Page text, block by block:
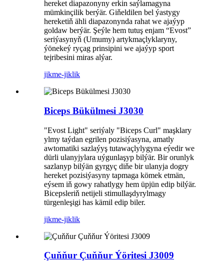
hereket diapazonyny erkin saýlamagyna
mümkinçilik berýär. Giňeldilen bel ýastygy
hereketiň ähli diapazonynda rahat we ajaýyp
goldaw berýär. Şeýle hem tutuş enjam “Evost”
seriýasynyň (Umumy) artykmaçlyklaryny,
ýönekeý ryçag prinsipini we ajaýyp sport
tejribesini miras alýar.
jikme-jiklik
Biceps Bükülmesi J3030
"Evost Light" seriýaly "Biceps Curl" maşklary
ylmy taýdan egrilen pozisiýasyna, amatly
awtomatiki sazlaýyş tutawaçlylygyna eýedir we
dürli ulanyjylara uýgunlaşyp bilýär. Bir orunlyk
sazlanyp bilýän gyrgyç diňe bir ulanyja dogry
hereket pozisiýasyny tapmaga kömek etmän,
eýsem iň gowy rahatlygy hem üpjün edip bilýär.
Bicepsleriň netijeli stimullaşdyrylmagy
türgenleşigi has kämil edip biler.
jikme-jiklik
Çuňňur Çuňňur Ýöritesi J3009